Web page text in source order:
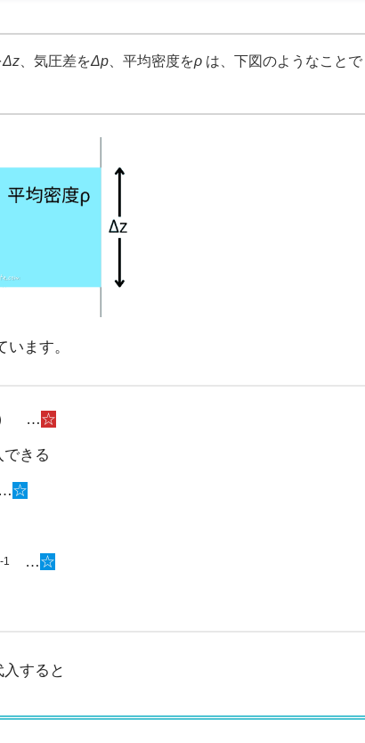
Δz 、気圧差をΔp 、平均密度をρ は、下図のようなことで
ます。
） …☆
できる
☆
-1 …☆
入すると